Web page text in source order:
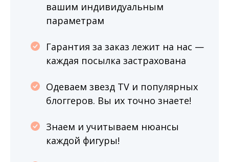
вашим индивидуальным
параметрам
Гарантия за заказ лежит на нас —
каждая посылка застрахована
Одеваем звезд TV и популярных
блоггеров. Вы их точно знаете!
Знаем и учитываем нюансы
каждой фигуры!